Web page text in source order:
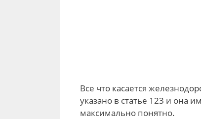
Все что касается
указано в статье 123 и она
максимально понятно.